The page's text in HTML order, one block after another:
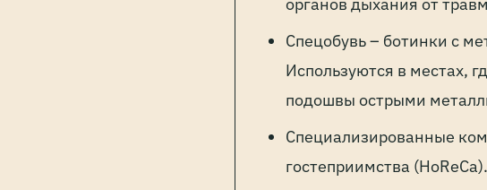
Спецобувь – ботинки с
Используются в местах,
подошвы острыми
Специализированные
гостеприимства (HoReCa).